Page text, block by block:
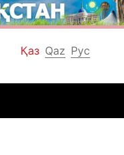
Қаз Qaz Рус